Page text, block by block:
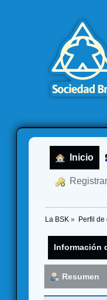
Inicio
La BSK » Perfil de
Información
Resumen